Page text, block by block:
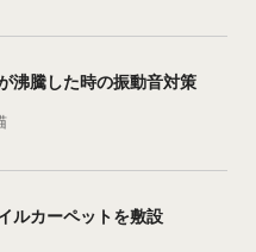
沸騰した時の振動音対策
ルカーペットを敷設